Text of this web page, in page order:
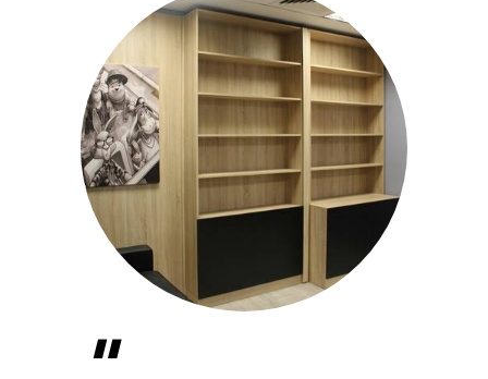
"